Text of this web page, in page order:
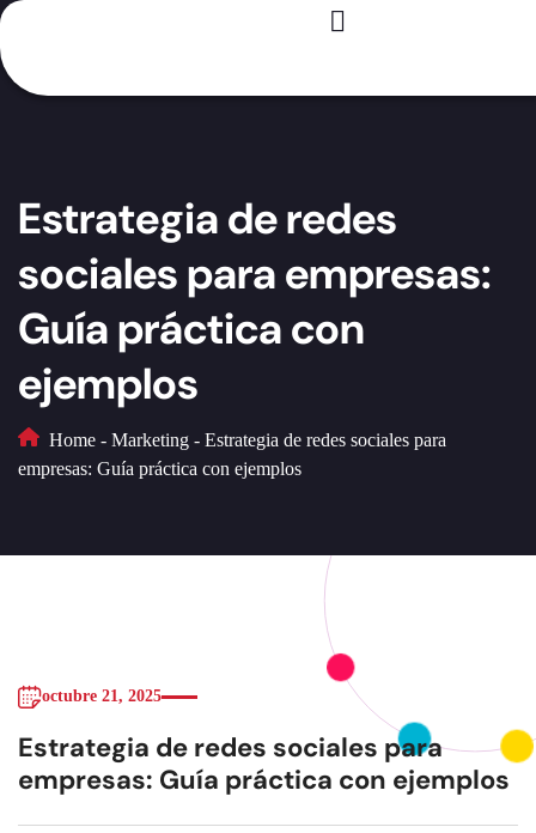
Estrategia de redes
sociales para empresas:
Guía práctica con
ejemplos
Home - Marketing - Estrategia de redes sociales para
empresas: Guía práctica con ejemplos
octubre 21, 2025
Estrategia de redes sociales para
empresas: Guía práctica con ejemplos